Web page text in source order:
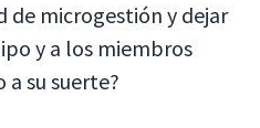
de microgestión y dejar
y a los miembros
su suerte?